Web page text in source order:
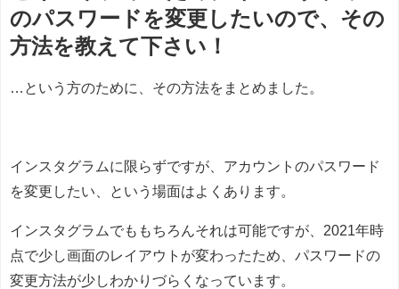
のパスワードを変更したいので、その
方法を教えて下さい！
…という方のために、その方法をまとめました。
インスタグラムに限らずですが、アカウントのパスワード
を変更したい、という場面はよくあります。
インスタグラムでももちろんそれは可能ですが、2021年時
点で少し画面のレイアウトが変わったため、パスワードの
変更方法が少しわかりづらくなっています。